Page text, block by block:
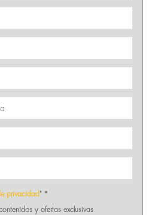
privacidad" *
y ofertas exclusivas